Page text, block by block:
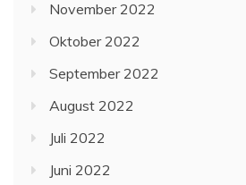
November 2022
Oktober 2022
September 2022
August 2022
Juli 2022
Juni 2022